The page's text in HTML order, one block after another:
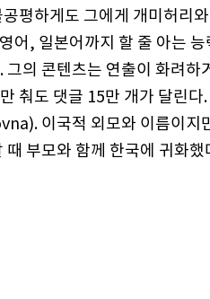
평하게도 그에게 개미허리
어, 일본어까지 할 줄 아는
의 콘텐츠는 연출이 화려하
춰도 댓글 15만 개가 달린다
이국적 외모와 이름이지
부모와 함께 한국에 귀화했